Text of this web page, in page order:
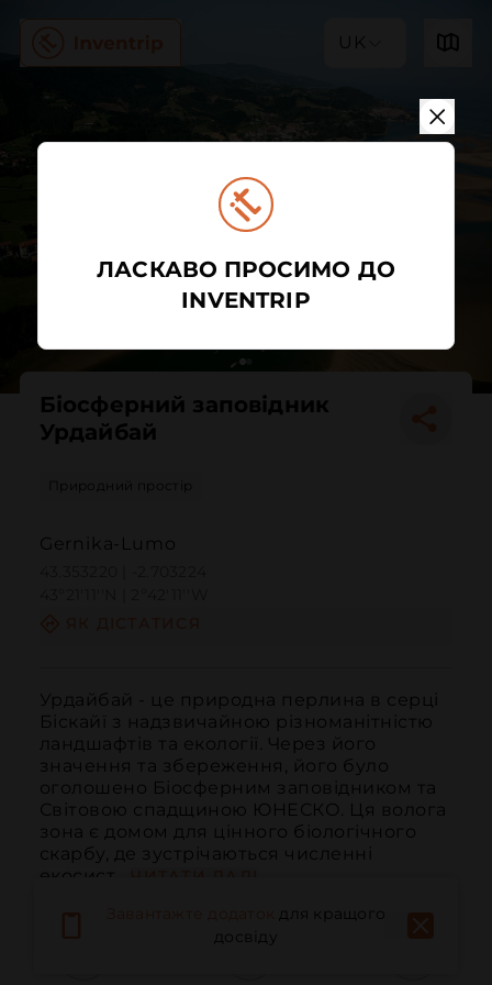
UK
Біосферний заповідник
Урдайбай
Природний простір
Gernika-Lumo
Урдайбай - це природна перлина в серці
Біскайї з надзвичайною різноманітністю
ландшафтів та екології. Через його
значення та збереження, його було
оголошено Біосферним заповідником та
Світовою спадщиною ЮНЕСКО. Ця волога
зона є домом для цінного біологічного
скарбу, де зустрічаються численні
екосист...
для кращого
досвіду
ЛАСКАВО ПРОСИМО ДО
INVENTRIP